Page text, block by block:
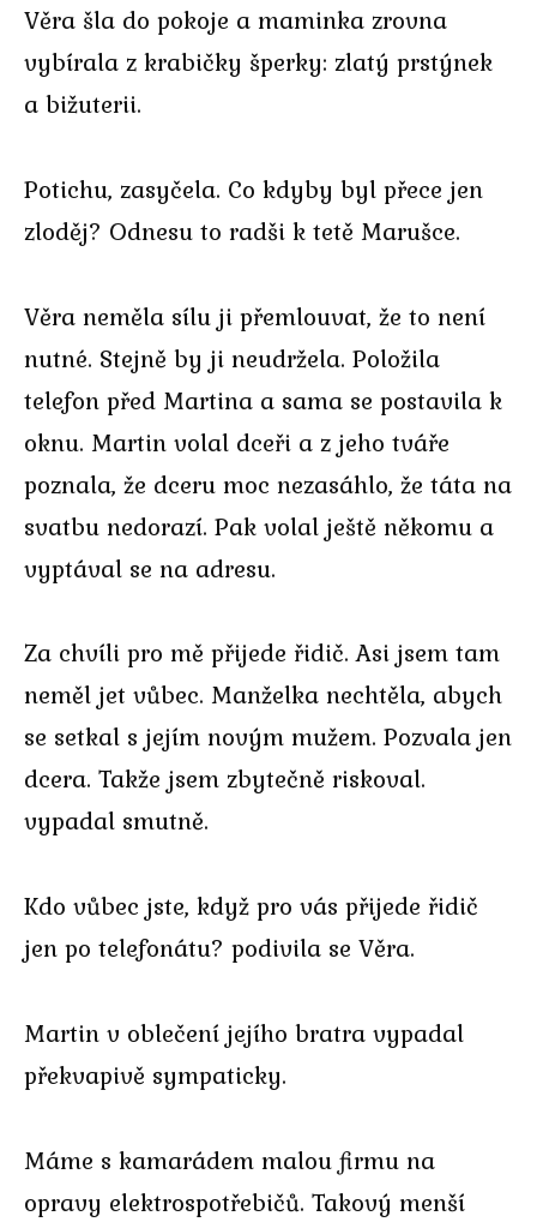
Věra šla do pokoje a maminka zrovna
vybírala z krabičky šperky: zlatý prstýnek
a bižuterii.
Potichu, zasyčela. Co kdyby byl přece jen
zloděj? Odnesu to radši k tetě Marušce.
Věra neměla sílu ji přemlouvat, že to není
nutné. Stejně by ji neudržela. Položila
telefon před Martina a sama se postavila k
oknu. Martin volal dceři a z jeho tváře
poznala, že dceru moc nezasáhlo, že táta na
svatbu nedorazí. Pak volal ještě někomu a
vyptával se na adresu.
Za chvíli pro mě přijede řidič. Asi jsem tam
neměl jet vůbec. Manželka nechtěla, abych
se setkal s jejím novým mužem. Pozvala jen
dcera. Takže jsem zbytečně riskoval.
vypadal smutně.
Kdo vůbec jste, když pro vás přijede řidič
jen po telefonátu? podivila se Věra.
Martin v oblečení jejího bratra vypadal
překvapivě sympaticky.
Máme s kamarádem malou firmu na
opravy elektrospotřebičů. Takový menší